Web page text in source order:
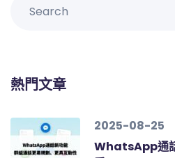
熱門文章
2025-08-25
WhatsApp通